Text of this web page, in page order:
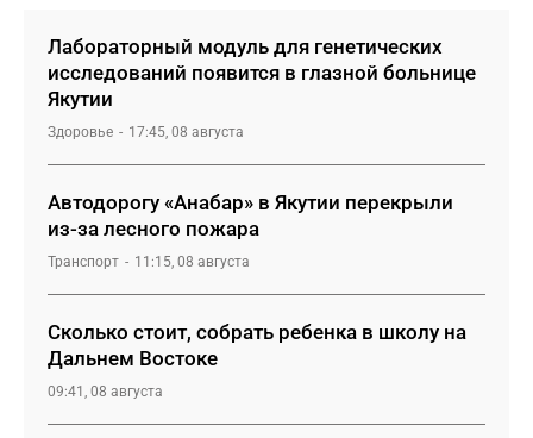
Лабораторный модуль для генетических
исследований появится в глазной больнице
Якутии
Здоровье 17:45, 08 августа
Автодорогу «Анабар» в Якутии перекрыли
из-за лесного пожара
Транспорт 11:15, 08 августа
Сколько стоит, собрать ребенка в школу на
Дальнем Востоке
09:41, 08 августа